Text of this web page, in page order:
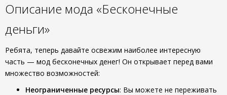
Описание мода «Бесконечные
деньги»
Ребята, теперь давайте освежим наиболее интересную
часть — мод бесконечных денег! Он открывает перед вами
множество возможностей:
Неограниченные ресурсы: Вы можете не переживать